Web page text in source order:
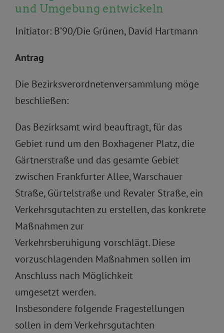
und Umgebung entwickeln
Initiator: B’90/Die Grünen, David Hartmann
Antrag
Die Bezirksverordnetenversammlung möge
beschließen:
Das Bezirksamt wird beauftragt, für das
Gebiet rund um den Boxhagener Platz, die
Gärtnerstraße und das gesamte Gebiet
zwischen Frankfurter Allee, Warschauer
Straße, Gürtelstraße und Revaler Straße, ein
Verkehrsgutachten zu erstellen, das konkrete
Maßnahmen zur
Verkehrsberuhigung vorschlägt. Diese
vorzuschlagenden Maßnahmen sollen im
Anschluss nach Möglichkeit
umgesetzt werden.
Insbesondere folgende Fragestellungen
sollen in dem Verkehrsgutachten